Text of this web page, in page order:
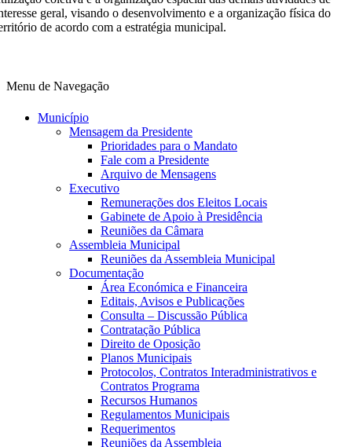
geral, visando o desenvolvimento e a organização física do
de acordo com a estratégia municipal.
Menu de Navegação
Município
Mensagem da Presidente
Prioridades para o Mandato
Fale com a Presidente
Arquivo de Mensagens
Executivo
Remunerações dos Eleitos Locais
Gabinete de Apoio à Presidência
Reuniões da Câmara
Assembleia Municipal
Reuniões da Assembleia Municipal
Documentação
Área Económica e Financeira
Editais, Avisos e Publicações
Consulta – Discussão Pública
Contratação Pública
Direito de Oposição
Planos Municipais
Protocolos, Contratos Interadministrativos e
Contratos Programa
Recursos Humanos
Regulamentos Municipais
Requerimentos
Reuniões da Assembleia